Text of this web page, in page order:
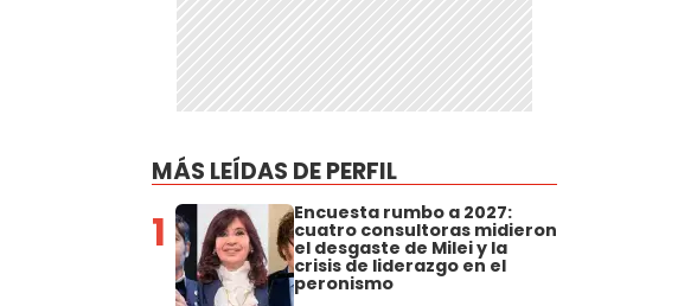
MÁS LEÍDAS DE PERFIL
1 Encuesta rumbo a 2027:
cuatro consultoras midieron
el desgaste de Milei y la
crisis de liderazgo en el
peronismo